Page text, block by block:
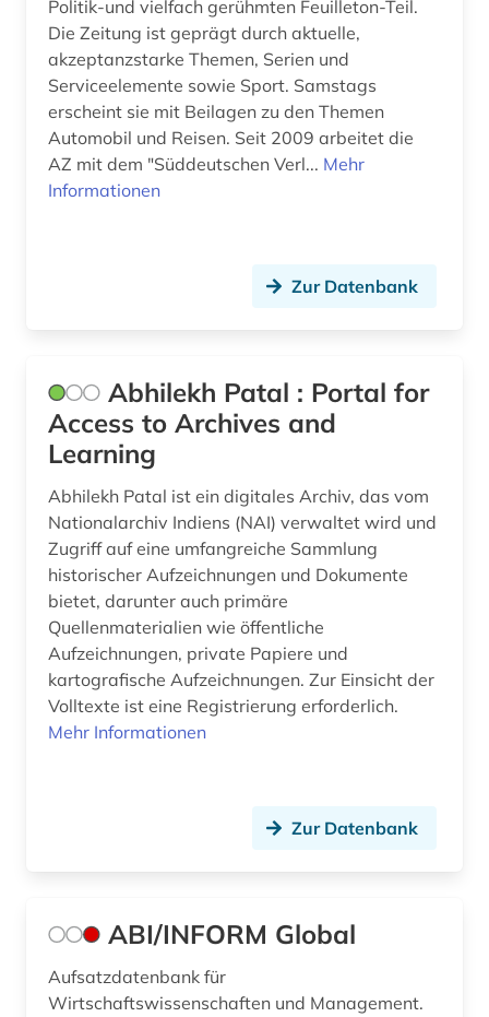
bezeichnungslehre (1)
bezugsquelle (1)
bhutan (1)
bibliographie 1400-1999 (1)
bibliographie 1700-1900 (1)
bibliographie 1700-1944 (1)
bibliographie 1886-1957 (1)
bibliographie 1945-2002 (1)
bibliographie 1997 - 2001 (1)
bibliographie 1998 - 2000 (1)
biblioteca nacional de españa (1)
bibliothek (31)
Politik-und vielfach gerühmten Feuilleton-Teil.
Die Zeitung ist geprägt durch aktuelle,
akzeptanzstarke Themen, Serien und
Serviceelemente sowie Sport. Samstags
erscheint sie mit Beilagen zu den Themen
Automobil und Reisen. Seit 2009 arbeitet die
AZ mit dem "Süddeutschen Verl... Mehr
Informationen
Zur Datenbank
Abhilekh Patal : Portal for
Access to Archives and
Learning
Abhilekh Patal ist ein digitales Archiv, das vom
Nationalarchiv Indiens (NAI) verwaltet wird und
Zugriff auf eine umfangreiche Sammlung
historischer Aufzeichnungen und Dokumente
bietet, darunter auch primäre
Quellenmaterialien wie öffentliche
Aufzeichnungen, private Papiere und
kartografische Aufzeichnungen. Zur Einsicht der
Volltexte ist eine Registrierung erforderlich.
Mehr Informationen
Zur Datenbank
ABI/INFORM Global
Aufsatzdatenbank für
Wirtschaftswissenschaften und Management.